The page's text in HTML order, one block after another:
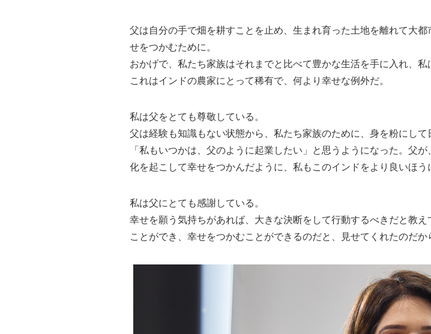
父は自分の手で畑を耕すことを止め、生まれ育った土地を離れて大
せをつかむために。
おかげで、私たち家族はそれまでと比べて豊かな生活を手に入れ、私
これはインドの農家にとって稀有で、何より幸せな例外だ。
私は父をとても尊敬している。
父は経験も知識もない状態から、私たち家族のために、身を粉にし
「私もいつかは、父のように起業したい」と思うようになった。父
化を起こして幸せをつかんだように、私もこのインドをより良いほ
私は父にとても感謝している。
幸せを願う気持ちがあれば、大きな決断をして行動するべきだと教
ことができ、幸せをつかむことができるのだと、見せてくれたのだか